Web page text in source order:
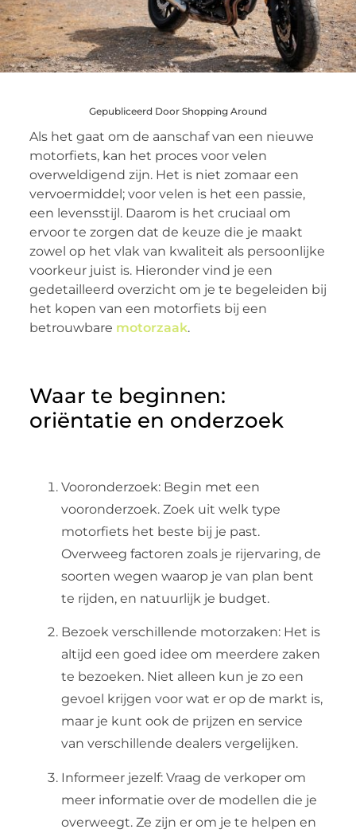
Gepubliceerd Door Shopping Around
Als het gaat om de aanschaf van een nieuwe
motorfiets, kan het proces voor velen
overweldigend zijn. Het is niet zomaar een
vervoermiddel; voor velen is het een passie,
een levensstijl. Daarom is het cruciaal om
ervoor te zorgen dat de keuze die je maakt
zowel op het vlak van kwaliteit als persoonlijke
voorkeur juist is. Hieronder vind je een
gedetailleerd overzicht om je te begeleiden bij
het kopen van een motorfiets bij een
betrouwbare motorzaak.
Waar te beginnen:
oriëntatie en onderzoek
Vooronderzoek: Begin met een
vooronderzoek. Zoek uit welk type
motorfiets het beste bij je past.
Overweeg factoren zoals je rijervaring, de
soorten wegen waarop je van plan bent
te rijden, en natuurlijk je budget.
Bezoek verschillende motorzaken: Het is
altijd een goed idee om meerdere zaken
te bezoeken. Niet alleen kun je zo een
gevoel krijgen voor wat er op de markt is,
maar je kunt ook de prijzen en service
van verschillende dealers vergelijken.
Informeer jezelf: Vraag de verkoper om
meer informatie over de modellen die je
overweegt. Ze zijn er om je te helpen en